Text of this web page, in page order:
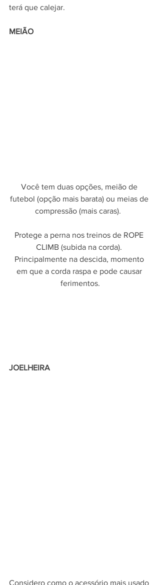
terá que calejar.
MEIÃO
Você tem duas opções, meião de
futebol (opção mais barata) ou meias de
compressão (mais caras).
Protege a perna nos treinos de ROPE
CLIMB (subida na corda).
Principalmente na descida, momento
em que a corda raspa e pode causar
ferimentos.
JOELHEIRA
Considero como o acessório mais usado